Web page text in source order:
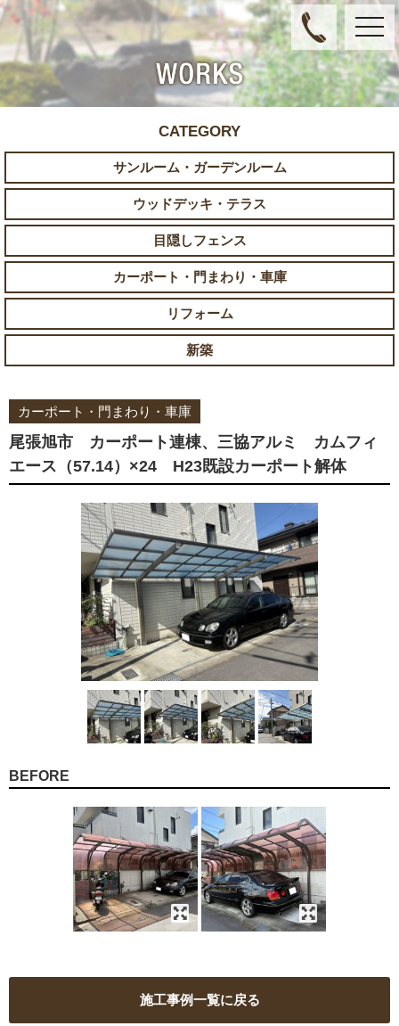
toggle
CATEGORY
サンルーム・ガーデンルーム
ウッドデッキ・テラス
目隠しフェンス
カーポート・門まわり・車庫
リフォーム
新築
カーポート・門まわり・車庫
尾張旭市 カーポート連棟、三協アルミ カムフィ
エース（57.14）×24 H23既設カーポート解体
BEFORE
施工事例一覧に戻る